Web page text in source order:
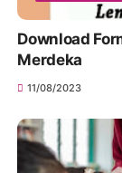
Download
Merdeka
11/08/2023